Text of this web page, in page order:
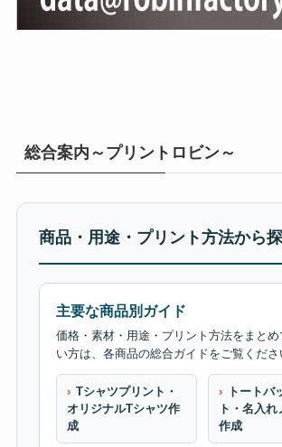
総合案内～プリントロビン～
商品・用途・プリント方法から
主要な商品別ガイド
価格・素材・用途・プリント方法をまとめ
い方は、各商品の総合ガイドをご覧くださ
Tシャツプリント・
オリジナルTシャツ作
成
トートバ
ト・名入
作成